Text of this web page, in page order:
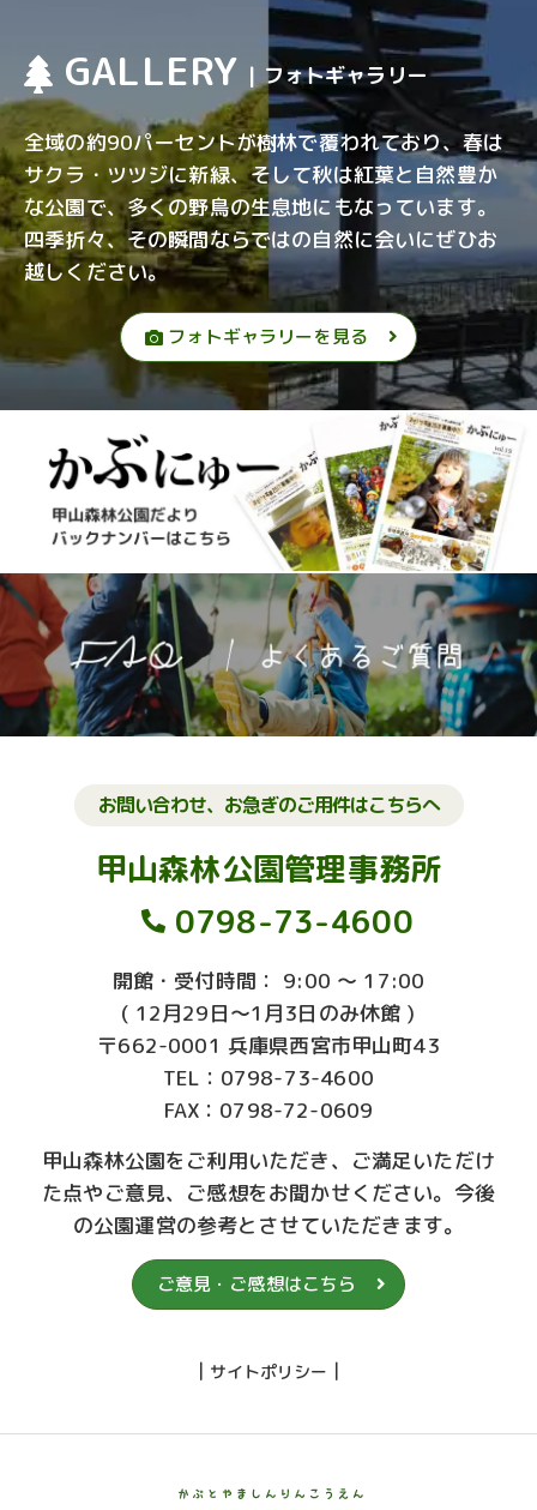
GALLERY | フォトギャラリー
全域の約90パーセントが樹林で覆われており、春は
サクラ・ツツジに新緑、そして秋は紅葉と自然豊か
な公園で、多くの野鳥の生息地にもなっています。
四季折々、その瞬間ならではの自然に会いにぜひお
越しください。
フォトギャラリーを見る
お問い合わせ、お急ぎのご用件はこちらへ
甲山森林公園管理事務所
0798-73-4600
開館・受付時間： 9:00 ～ 17:00
( 12月29日～1月3日のみ休館 )
〒662-0001 兵庫県西宮市甲山町43
TEL：0798-73-4600
FAX：0798-72-0609
甲山森林公園をご利用いただき、ご満足いただけ
た点やご意見、ご感想をお聞かせください。今後
の公園運営の参考とさせていただきます。
ご意見・ご感想はこちら
| サイトポリシー |